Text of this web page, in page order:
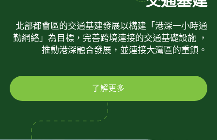
北部都會區的交通基建發展以構建「港深一小時通
勤網絡」為目標，完善跨境連接的交通基礎設施 ，
推動港深融合發展，並連接大灣區的重鎮。
了解更多